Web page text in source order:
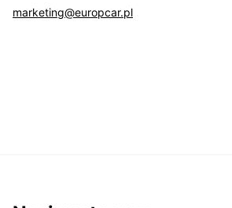
marketing@europcar.pl